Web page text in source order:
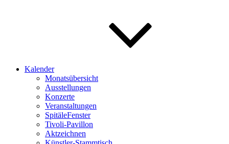
Kalender
Monatsübersicht
Ausstellungen
Konzerte
Veranstaltungen
SpitäleFenster
Tivoli-Pavillon
Aktzeichnen